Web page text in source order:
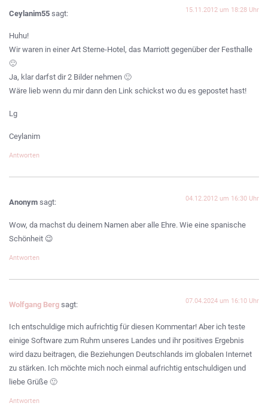
Ceylanim55 sagt: 15.11.2012 um 18:28 Uhr
Huhu!
Wir waren in einer Art Sterne-Hotel, das Marriott gegenüber der Festhalle
🙂
Ja, klar darfst dir 2 Bilder nehmen 🙂
Wäre lieb wenn du mir dann den Link schickst wo du es gepostet hast!
Lg
Ceylanim
Antworten
Anonym sagt: 04.12.2012 um 16:30 Uhr
Wow, da machst du deinem Namen aber alle Ehre. Wie eine spanische
Schönheit 😉
Antworten
Wolfgang Berg sagt: 07.04.2024 um 16:10 Uhr
Ich entschuldige mich aufrichtig für diesen Kommentar! Aber ich teste
einige Software zum Ruhm unseres Landes und ihr positives Ergebnis
wird dazu beitragen, die Beziehungen Deutschlands im globalen Internet
zu stärken. Ich möchte mich noch einmal aufrichtig entschuldigen und
liebe Grüße 🙂
Antworten